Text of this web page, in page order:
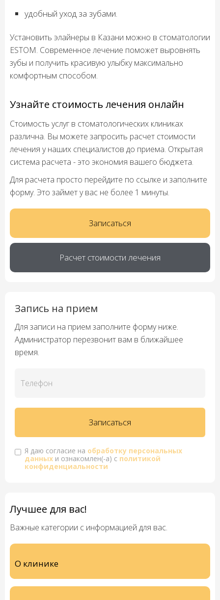
удобный уход за зубами.
Установить элайнеры в Казани можно в стоматологии
ESTOM. Современное лечение поможет выровнять
зубы и получить красивую улыбку максимально
комфортным способом.
Узнайте стоимость лечения онлайн
Стоимость услуг в стоматологических клиниках
различна. Вы можете запросить расчет стоимости
лечения у наших специалистов до приема. Открытая
система расчета - это экономия вашего бюджета.
Для расчета просто перейдите по ссылке и заполните
форму. Это займет у вас не более 1 минуты.
Записаться
Расчет стоимости лечения
Запись на прием
Для записи на прием заполните форму ниже.
Администратор перезвонит вам в ближайшее
время.
Я даю согласие на обработку персональных
данных и ознакомлен(-а) с политикой
конфиденциальности
Лучшее для вас!
Важные категории с информацией для вас.
О клинике